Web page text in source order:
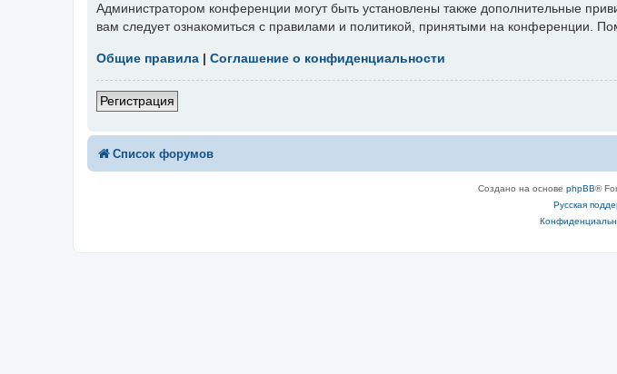
Администратором конференции могут быть установлены также дополнительные
вам следует ознакомиться с правилами и политикой, принятыми на конференции.
Общие правила | Соглашение о конфиденциальности
Регистрация
Список форумов
Создано на основе phpBB®
Русская